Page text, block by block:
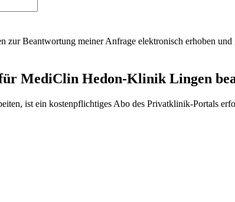
zur Beantwortung meiner Anfrage elektronisch erhoben und
MediClin Hedon-Klinik Lingen
ist ein kostenpflichtiges Abo des Privatklinik-Portals